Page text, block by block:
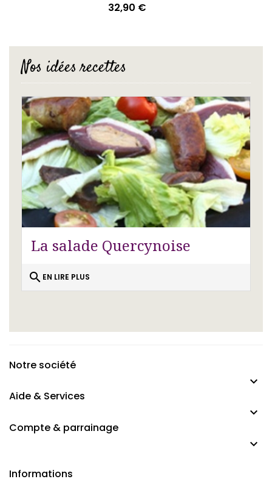
Prix
32,90 €
Nos idées recettes
La salade Quercynoise
search EN LIRE PLUS
Notre société

Aide & Services

Compte & parrainage

Informations